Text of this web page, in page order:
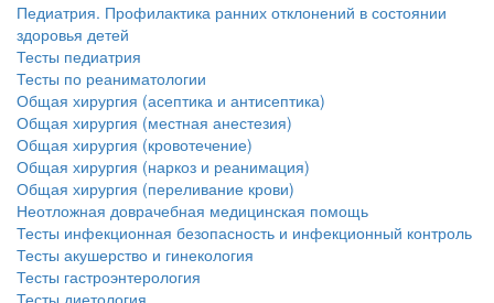
Педиатрия. Профилактика ранних отклонений в состоянии
здоровья детей
Тесты педиатрия
Тесты по реаниматологии
Общая хирургия (асептика и антисептика)
Общая хирургия (местная анестезия)
Общая хирургия (кровотечение)
Общая хирургия (наркоз и реанимация)
Общая хирургия (переливание крови)
Неотложная доврачебная медицинская помощь
Тесты инфекционная безопасность и инфекционный контроль
Тесты акушерство и гинекология
Тесты гастроэнтерология